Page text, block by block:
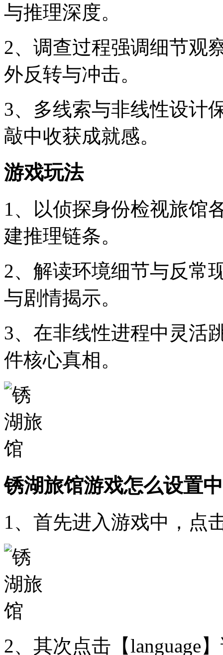
与推理深度。
2、调查过程强调细节观
外反转与冲击。
3、多线索与非线性设计
敲中收获成就感。
游戏玩法
1、以侦探身份检视旅馆
建推理链条。
2、解读环境细节与反常
与剧情揭示。
3、在非线性进程中灵活
件核心真相。
锈湖旅馆游戏怎么设置
1、首先进入游戏中，点
2、其次点击【language